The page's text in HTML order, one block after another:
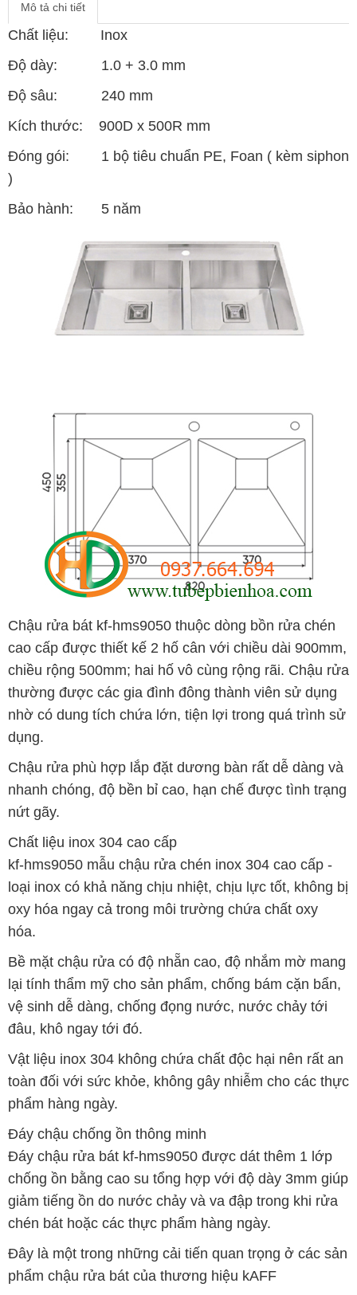
Mô tả chi tiết
Chất liệu: Inox
Độ dày: 1.0 + 3.0 mm
Độ sâu: 240 mm
Kích thước: 900D x 500R mm
Đóng gói: 1 bộ tiêu chuẩn PE, Foan ( kèm siphon
)
Bảo hành: 5 năm
Chậu rửa bát kf-hms9050 thuộc dòng bồn rửa chén
cao cấp được thiết kế 2 hố cân với chiều dài 900mm,
chiều rộng 500mm; hai hố vô cùng rộng rãi. Chậu rửa
thường được các gia đình đông thành viên sử dụng
nhờ có dung tích chứa lớn, tiện lợi trong quá trình sử
dụng.
Chậu rửa phù hợp lắp đặt dương bàn rất dễ dàng và
nhanh chóng, độ bền bỉ cao, hạn chế được tình trạng
nứt gãy.
Chất liệu inox 304 cao cấp
kf-hms9050 mẫu chậu rửa chén inox 304 cao cấp -
loại inox có khả năng chịu nhiệt, chịu lực tốt, không bị
oxy hóa ngay cả trong môi trường chứa chất oxy
hóa.
Bề mặt chậu rửa có độ nhẵn cao, độ nhắm mờ mang
lại tính thẩm mỹ cho sản phẩm, chống bám cặn bẩn,
vệ sinh dễ dàng, chống đọng nước, nước chảy tới
đâu, khô ngay tới đó.
Vật liệu inox 304 không chứa chất độc hại nên rất an
toàn đối với sức khỏe, không gây nhiễm cho các thực
phẩm hàng ngày.
Đáy chậu chống ồn thông minh
Đáy chậu rửa bát kf-hms9050 được dát thêm 1 lớp
chống ồn bằng cao su tổng hợp với độ dày 3mm giúp
giảm tiếng ồn do nước chảy và va đập trong khi rửa
chén bát hoặc các thực phẩm hàng ngày.
Đây là một trong những cải tiến quan trọng ở các sản
phẩm chậu rửa bát của thương hiệu kAFF